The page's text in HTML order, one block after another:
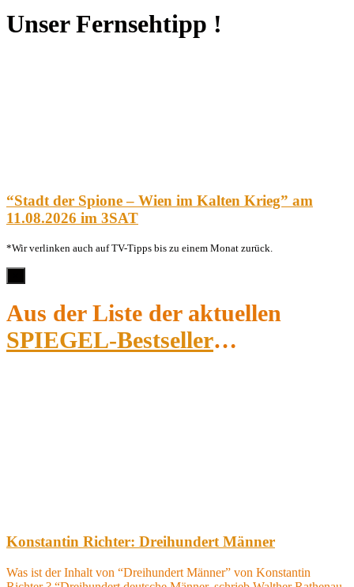
Unser Fernsehtipp !
“Stadt der Spione – Wien im Kalten Krieg” am
11.08.2026 im 3SAT
*Wir verlinken auch auf TV-Tipps bis zu einem Monat zurück.
Aus der Liste der aktuellen
SPIEGEL-Bestseller…
Konstantin Richter: Dreihundert Männer
Was ist der Inhalt von “Dreihundert Männer” von Konstantin